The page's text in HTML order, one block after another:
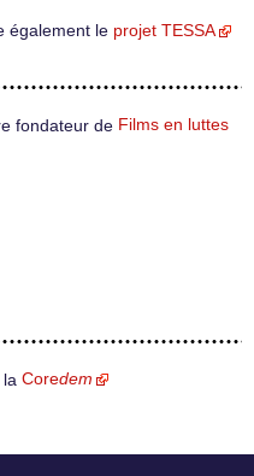
également le projet TESSA
fondateur de Films en luttes
Coredem